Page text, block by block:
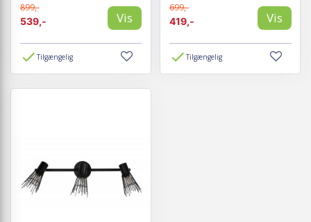
899,-
539,-
Vis
Tilgængelig
699,-
419,-
Vis
Tilgængelig